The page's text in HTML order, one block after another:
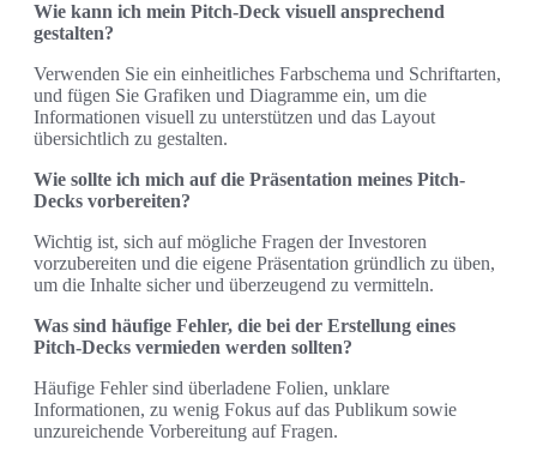
Wie kann ich mein Pitch-Deck visuell ansprechend
gestalten?
Verwenden Sie ein einheitliches Farbschema und Schriftarten,
und fügen Sie Grafiken und Diagramme ein, um die
Informationen visuell zu unterstützen und das Layout
übersichtlich zu gestalten.
Wie sollte ich mich auf die Präsentation meines Pitch-
Decks vorbereiten?
Wichtig ist, sich auf mögliche Fragen der Investoren
vorzubereiten und die eigene Präsentation gründlich zu üben,
um die Inhalte sicher und überzeugend zu vermitteln.
Was sind häufige Fehler, die bei der Erstellung eines
Pitch-Decks vermieden werden sollten?
Häufige Fehler sind überladene Folien, unklare
Informationen, zu wenig Fokus auf das Publikum sowie
unzureichende Vorbereitung auf Fragen.